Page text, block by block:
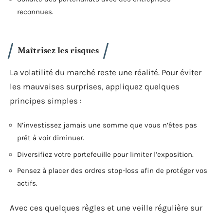
reconnues.
Maîtrisez les risques
La volatilité du marché reste une réalité. Pour éviter
les mauvaises surprises, appliquez quelques
principes simples :
N’investissez jamais une somme que vous n’êtes pas
prêt à voir diminuer.
Diversifiez votre portefeuille pour limiter l’exposition.
Pensez à placer des ordres stop-loss afin de protéger vos
actifs.
Avec ces quelques règles et une veille régulière sur